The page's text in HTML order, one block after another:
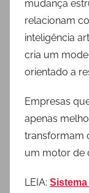
mudança
relacionam
inteligência
cria um
orientado a
Empresas
apenas
transformam
um motor de
LEIA: